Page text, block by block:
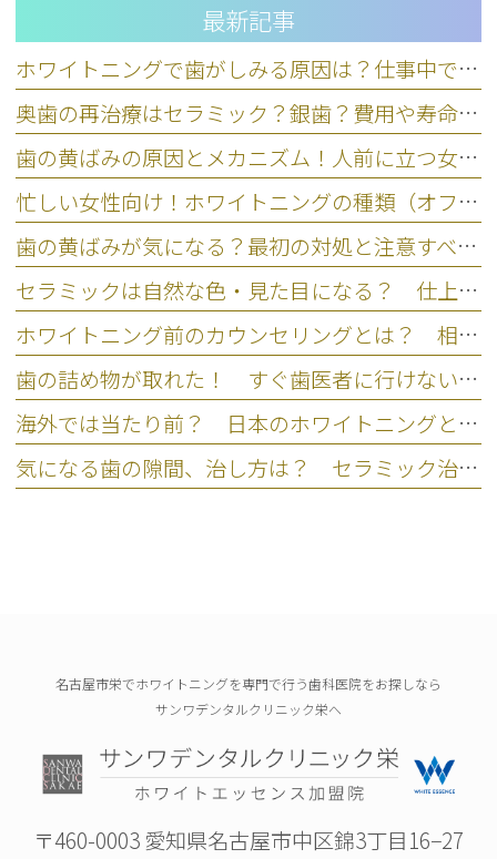
最新記事
ホワイトニングで歯がしみる原因は？仕事中できる応急処置と対策
奥歯の再治療はセラミック？銀歯？費用や寿命など5基準で比較
歯の黄ばみの原因とメカニズム！人前に立つ女性のための正しいケア
忙しい女性向け！ホワイトニングの種類（オフィス・ホーム）の違い
歯の黄ばみが気になる？最初の対処と注意すべきNG行動を歯科医師が解説
セラミックは自然な色・見た目になる？ 仕上がりの違いを左右するポイント
ホワイトニング前のカウンセリングとは？ 相談なしの注意点とリスク
歯の詰め物が取れた！ すぐ歯医者に行けない場合の応急処置と放置リスク
海外では当たり前？ 日本のホワイトニングとの違いを比較
気になる歯の隙間、治し方は？ セラミック治療という選択肢
名古屋市栄でホワイトニングを専門で行う歯科医院をお探しなら
サンワデンタルクリニック栄へ
〒460-0003 愛知県名古屋市中区錦3丁目16−27